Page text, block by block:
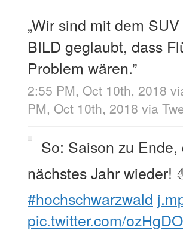
„Wir sind mit dem
BILD geglaubt, dass
Problem wären.”
2:55 PM, Oct 10th, 2018
PM, Oct 10th, 2018 via
So: Saison zu
nächstes Jahr wieder!
#hochschwarzwald
pic.twitter.com/